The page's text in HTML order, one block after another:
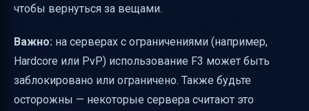
чтобы вернуться за вещами.
Важно: на серверах с ограничениями (например,
Hardcore или PvP) использование F3 может быть
заблокировано или ограничено. Также будьте
осторожны — некоторые сервера считают это